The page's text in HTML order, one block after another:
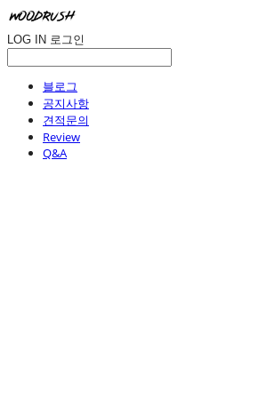
LOG IN 로그인
블로그
공지사항
견적문의
Review
Q&A